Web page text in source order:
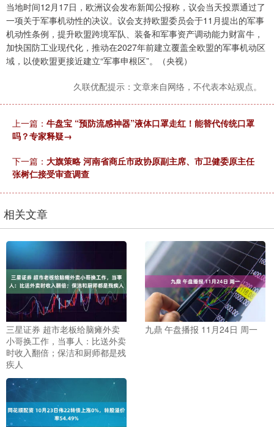
当地时间12月17日，欧洲议会发布新闻公报称，议会当天投票通过了
一项关于军事机动性的决议。议会支持欧盟委员会于11月提出的军事
机动性条例，提升欧盟跨境军队、装备和军事资产调动能力财富牛，
加快国防工业现代化，推动在2027年前建立覆盖全欧盟的军事机动区
域，以使欧盟更接近建立“军事申根区”。（央视）
久联优配提示：文章来自网络，不代表本站观点。
上一篇： 牛盘宝 “预防流感神器”液体口罩走红！能替代传统口罩
吗？专家释疑→
下一篇： 大旗策略 河南省商丘市政协原副主席、市卫健委原主任
张树仁接受审查调查
相关文章
三星证券 超市老板给脑瘫外卖
小哥换工作，当事人：比送外卖
时收入翻倍；保洁和厨师都是残
疾人
九鼎 午盘播报 11月24日 周一